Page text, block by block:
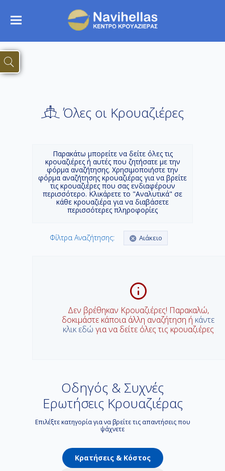
Όλες οι Κρουαζιέρες
Παρακάτω μπορείτε να δείτε όλες τις
κρουαζιέρες ή αυτές που ζητήσατε με την
φόρμα αναζήτησης. Χρησιμοποιήστε την
φόρμα αναζήτησης κρουαζιέρας για να βρείτε
τις κρουαζιέρες που σας ενδιαφέρουν
περισσότερο. Κλικάρετε το "Αναλυτικά" σε
κάθε κρουαζιέρα για να διαβάσετε
περισσότερες πληροφορίες
Φίλτρα Αναζήτησης: Αιάκειο
Δεν βρέθηκαν Κρουαζιέρες! Παρακαλώ,
δοκιμάστε κάποια άλλη αναζήτηση ή κάντε
κλικ εδώ για να δείτε όλες τις κρουαζιέρες
Οδηγός & Συχνές
Ερωτήσεις Κρουαζιέρας
Επιλέξτε κατηγορία για να βρείτε τις απαντήσεις που
ψάχνετε
Κρατήσεις & Κόστος